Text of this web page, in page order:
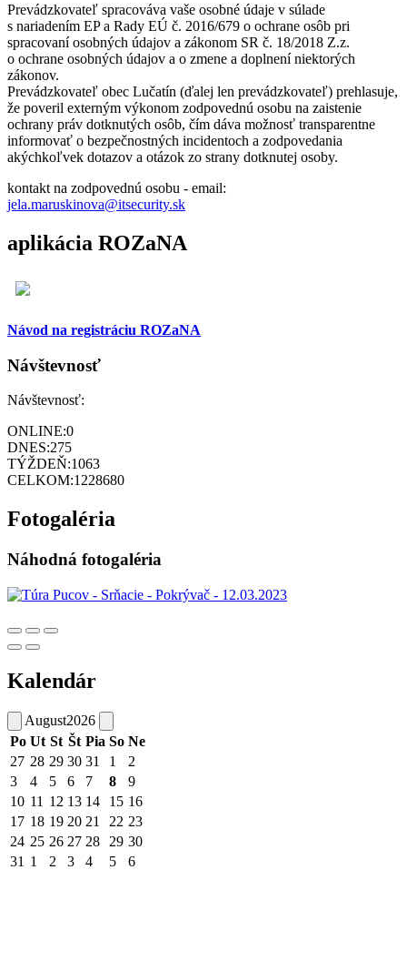
Prevádzkovateľ spracováva vaše osobné údaje v súlade
s nariadením EP a Rady EÚ č. 2016/679 o ochrane osôb pri
spracovaní osobných údajov a zákonom SR č. 18/2018 Z.z.
o ochrane osobných údajov a o zmene a doplnení niektorých
zákonov.
Prevádzkovateľ obec Lučatín (ďalej len prevádzkovateľ) prehlasuje,
že poveril externým výkonom zodpovednú osobu na zaistenie
ochrany práv dotknutých osôb, čím dáva možnosť transparentne
informovať o bezpečnostných incidentoch a zodpovedania
akýchkoľvek dotazov a otázok zo strany dotknutej osoby.
kontakt na zodpovednú osobu - email:
jela.maruskinova@itsecurity.sk
aplikácia ROZaNA
Návod na registráciu ROZaNA
Návštevnosť
Návštevnosť:
ONLINE:0
DNES:275
TÝŽDEŇ:1063
CELKOM:1228680
Fotogaléria
Náhodná fotogaléria
Kalendár
August2026
Po Ut St Št Pia So Ne
27 28 29 30 31 1
2
3
4 5 6 7 8
9
10 11 12 13 14 15 16
17 18 19 20 21 22 23
24 25 26 27 28 29 30
31 1 2 3 4 5 6